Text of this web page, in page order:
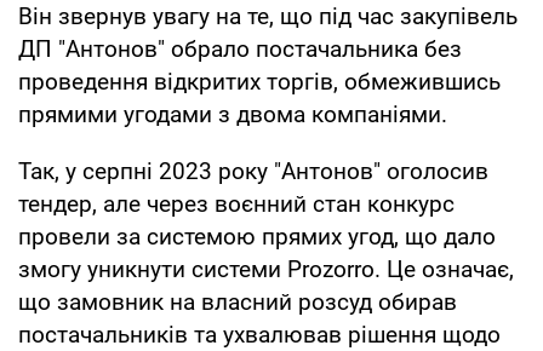
Він звернув увагу на те, що під час закупівель
ДП "Антонов" обрало постачальника без
проведення відкритих торгів, обмежившись
прямими угодами з двома компаніями.
Так, у серпні 2023 року "Антонов" оголосив
тендер, але через воєнний стан конкурс
провели за системою прямих угод, що дало
змогу уникнути системи Prozorro. Це означає,
що замовник на власний розсуд обирав
постачальників та ухвалював рішення щодо